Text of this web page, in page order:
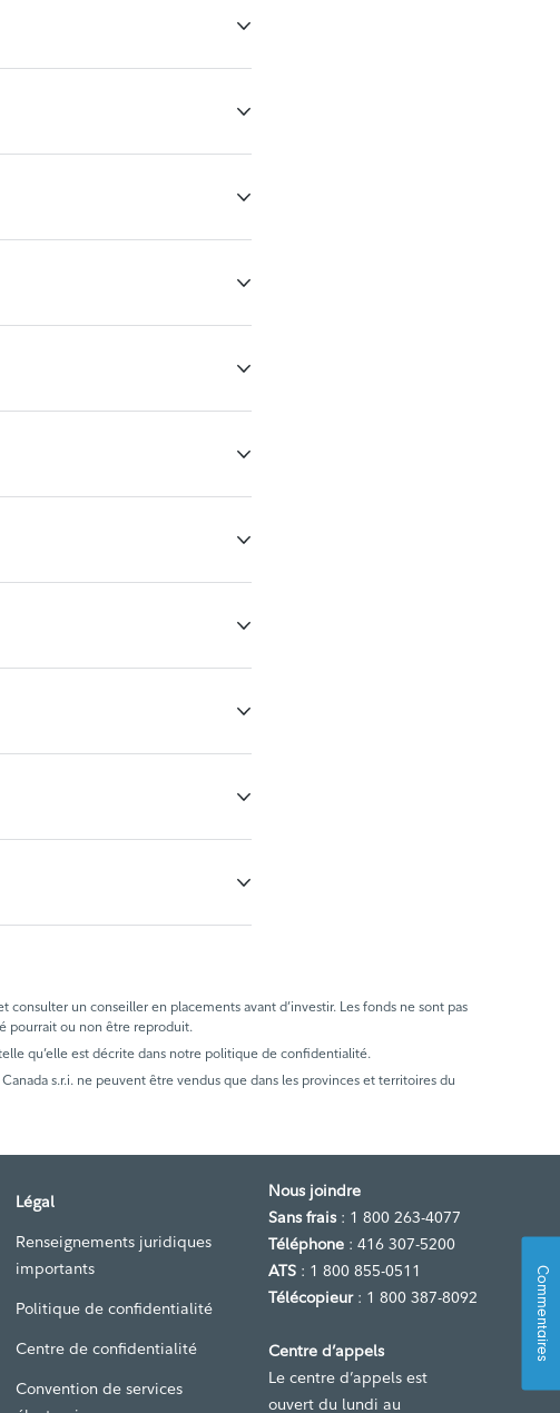
un conseiller en placements avant d’investir. Les fonds ne sont pas
pourrait ou non être reproduit.
qu’elle est décrite dans notre politique de confidentialité.
s.r.i. ne peuvent être vendus que dans les provinces et territoires du
Légal
Renseignements juridiques
importants
Politique de confidentialité
Centre de confidentialité
Convention de services
Nous joindre
Sans frais: 1 800 263-4077
Téléphone : 416 307-5200
ATS : 1 800 855-0511
Télécopieur: 1 800 387-8092
Centre d’appels
Le centre d’appels est
ouvert du lundi au
Commentaires